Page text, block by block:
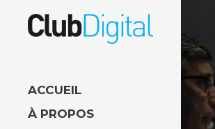
ACCUEIL
À PROPOS